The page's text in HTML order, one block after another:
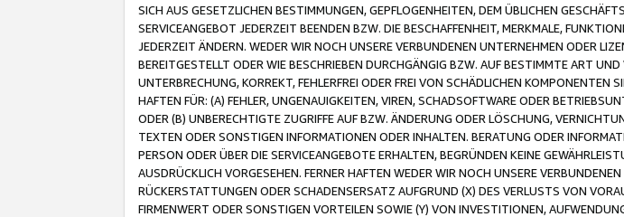
SICH AUS GESETZLICHEN BESTIMMUNGEN, GEPFLOGENHEITEN, DEM ÜBLICHEN
SERVICEANGEBOT JEDERZEIT BEENDEN BZW. DIE BESCHAFFENHEIT, MERKMALE,
JEDERZEIT ÄNDERN. WEDER WIR NOCH UNSERE VERBUNDENEN UNTERNEHMEN ODER
BEREITGESTELLT ODER WIE BESCHRIEBEN DURCHGÄNGIG BZW. AUF BESTIMMTE ART
UNTERBRECHUNG, KORREKT, FEHLERFREI ODER FREI VON SCHÄDLICHEN
HAFTEN FÜR: (A) FEHLER, UNGENAUIGKEITEN, VIREN, SCHADSOFTWARE ODER
ODER (B) UNBERECHTIGTE ZUGRIFFE AUF BZW. ÄNDERUNG ODER LÖSCHUNG,
TEXTEN ODER SONSTIGEN INFORMATIONEN ODER INHALTEN. BERATUNG ODER
PERSON ODER ÜBER DIE SERVICEANGEBOTE ERHALTEN, BEGRÜNDEN KEINE
AUSDRÜCKLICH VORGESEHEN. FERNER HAFTEN WEDER WIR NOCH UNSERE
RÜCKERSTATTUNGEN ODER SCHADENSERSATZ AUFGRUND (X) DES VERLUSTS VON
FIRMENWERT ODER SONSTIGEN VORTEILEN SOWIE (Y) VON INVESTITIONEN,